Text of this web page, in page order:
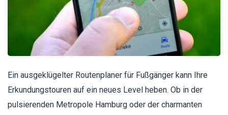
Ein ausgeklügelter Routenplaner für Fußgänger kann Ihre
Erkundungstouren auf ein neues Level heben. Ob in der
pulsierenden Metropole Hamburg oder der charmanten